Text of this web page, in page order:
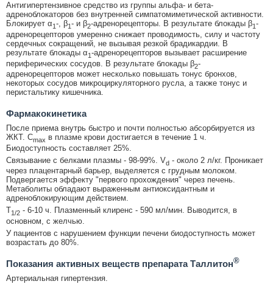
Антигипертензивное средство из группы альфа- и бета-
адреноблокаторов без внутренней симпатомиметической активности.
Блокирует α1-, β1- и β2-адренорецепторы. В результате блокады β1-
адренорецепторов умеренно снижает проводимость, силу и частоту
сердечных сокращений, не вызывая резкой брадикардии. В
результате блокады α1-адренорецепторов вызывает расширение
периферических сосудов. В результате блокады β2-
адренорецепторов может несколько повышать тонус бронхов,
некоторых сосудов микроциркуляторного русла, а также тонус и
перистальтику кишечника.
Фармакокинетика
После приема внутрь быстро и почти полностью абсорбируется из
ЖКТ. Cmax в плазме крови достигается в течение 1 ч.
Биодоступность составляет 25%.
Связывание с белками плазмы - 98-99%. Vd - около 2 л/кг. Проникает
через плацентарный барьер, выделяется с грудным молоком.
Подвергается эффекту "первого прохождения" через печень.
Метаболиты обладают выраженным антиоксидантным и
адреноблокирующим действием.
T1/2 - 6-10 ч. Плазменный клиренс - 590 мл/мин. Выводится, в
основном, с желчью.
У пациентов с нарушением функции печени биодоступность может
возрастать до 80%.
Показания активных веществ препарата Таллитон®
Артериальная гипертензия.